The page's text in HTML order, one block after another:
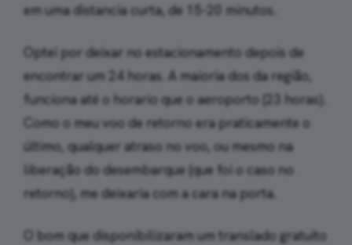
em uma distancia curta, de 15-20 minutos.
Optei por deixar no estacionamento depois de
encontrar um 24 horas. A maioria dos da região,
funciona até o horario que o aeroporto (23 horas).
Como o meu voo de retorno era praticamente o
último, qualquer atraso no voo, ou mesmo na
liberação do desembarque (que foi o caso no
retorno), me deixaria com a cara na porta.
O bom que disponibilizaram um translado gratuito